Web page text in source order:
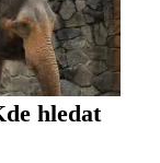
hledat